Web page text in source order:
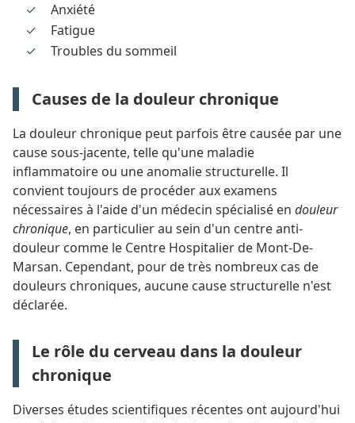
Anxiété
Fatigue
Troubles du sommeil
Causes de la douleur chronique
La douleur chronique peut parfois être causée par une
cause sous-jacente, telle qu'une maladie
inflammatoire ou une anomalie structurelle. Il
convient toujours de procéder aux examens
nécessaires à l'aide d'un médecin spécialisé en douleur
chronique, en particulier au sein d'un centre anti-
douleur comme le Centre Hospitalier de Mont-De-
Marsan. Cependant, pour de très nombreux cas de
douleurs chroniques, aucune cause structurelle n'est
déclarée.
Le rôle du cerveau dans la douleur
chronique
Diverses études scientifiques récentes ont aujourd'hui